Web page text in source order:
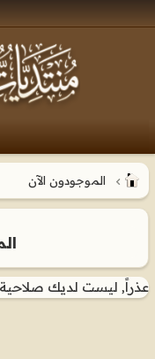
الموجودون الآن
عذراً, ليست لديك